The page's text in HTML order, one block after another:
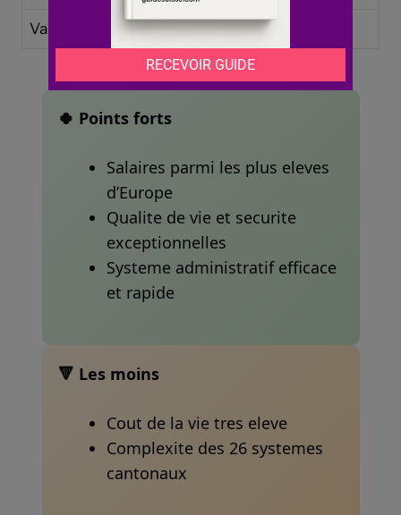
Valais
Fr/All Modere
🍀 Points forts
Salaires parmi les plus eleves
d’Europe
Qualite de vie et securite
exceptionnelles
Systeme administratif efficace
et rapide
🔻 Les moins
Cout de la vie tres eleve
Complexite des 26 systemes
cantonaux